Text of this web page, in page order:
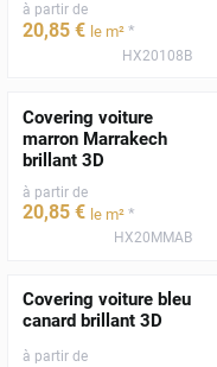
à partir de
20,85 € le m² *
HX20108B
Covering voiture
marron Marrakech
brillant 3D
à partir de
20,85 € le m² *
HX20MMAB
Covering voiture bleu
canard brillant 3D
à partir de